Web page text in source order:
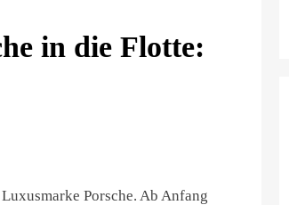
in die Flotte:
Porsche. Ab Anfang